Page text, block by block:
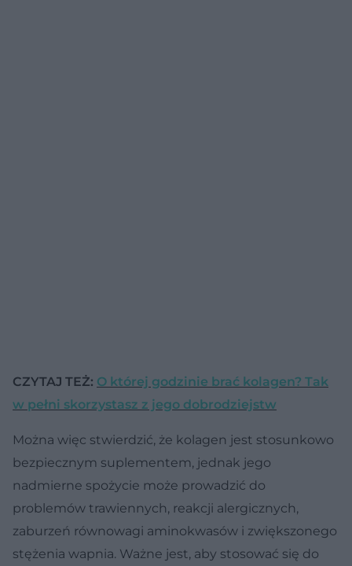
CZYTAJ TEŻ: O której godzinie brać kolagen? Tak
w pełni skorzystasz z jego dobrodziejstw
Można więc stwierdzić, że kolagen jest stosunkowo
bezpiecznym suplementem, jednak jego
nadmierne spożycie może prowadzić do
problemów trawiennych, reakcji alergicznych,
zaburzeń równowagi aminokwasów i zwiększonego
stężenia wapnia. Ważne jest, aby stosować się do